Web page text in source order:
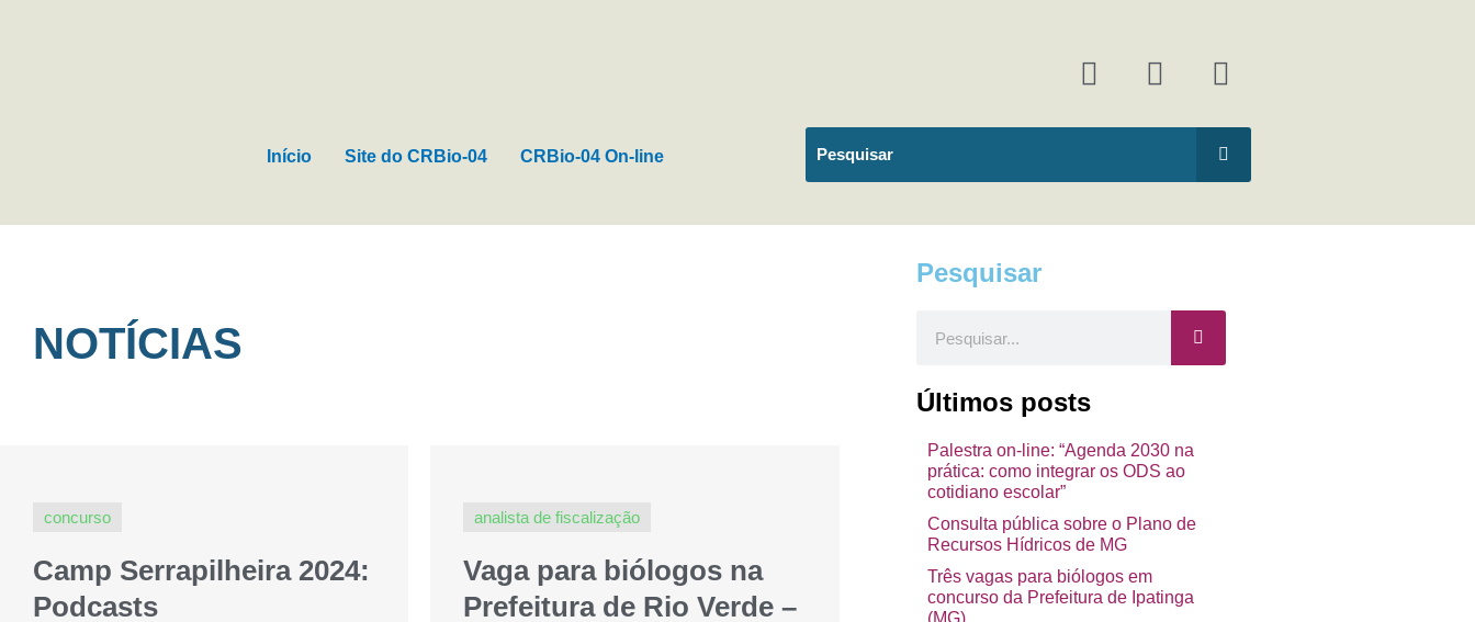
Início Site do CRBio-04 CRBio-04 On-line
F
a
c
b
I
n
s
a
m
Y
o
u
t
u
NOTÍCIAS
concurso
Camp Serrapilheira 2024:
Podcasts
analista de fiscalização
Vaga para biólogos na
Prefeitura de Rio Verde –
Pesquisar
Últimos posts
Palestra on-line: “Agenda 2030 na
prática: como integrar os ODS ao
cotidiano escolar”
Consulta pública sobre o Plano de
Recursos Hídricos de MG
Três vagas para biólogos em
concurso da Prefeitura de Ipatinga
(MG)